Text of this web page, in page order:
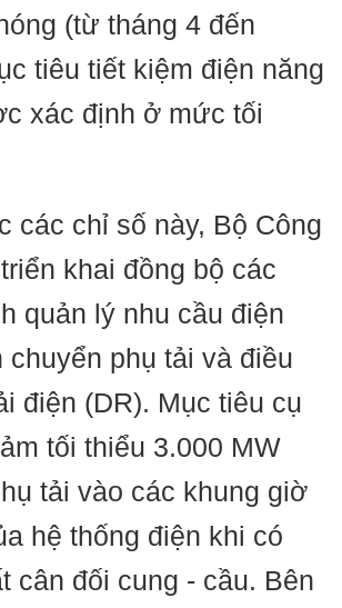
(từ tháng 4 đến
tiêu tiết kiệm điện năng
xác định ở mức tối
các chỉ số này, Bộ Công
khai đồng bộ các
quản lý nhu cầu điện
chuyển phụ tải và điều
điện (DR). Mục tiêu cụ
tối thiểu 3.000 MW
tải vào các khung giờ
hệ thống điện khi có
cân đối cung - cầu. Bên